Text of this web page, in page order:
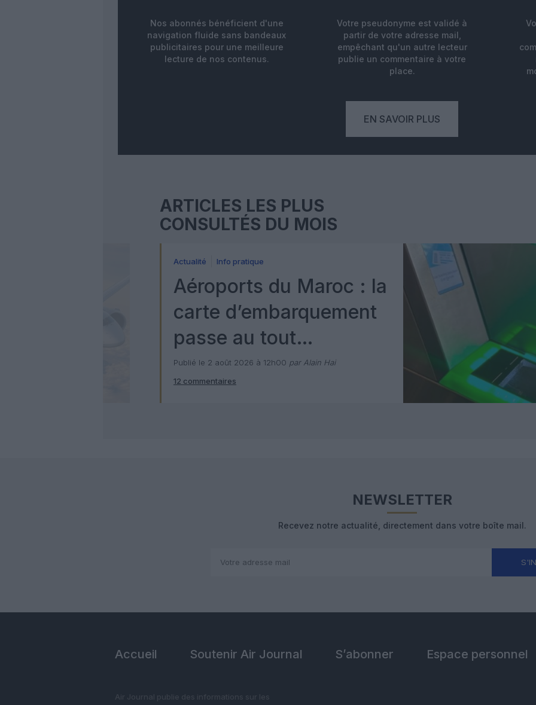
Nos abonnés bénéficient d'une
navigation fluide sans bandeaux
publicitaires pour une meilleure
lecture de nos contenus.
Votre pseudonyme est validé à
partir de votre adresse mail,
empêchant qu'un autre lecteur
publie un commentaire à votre
place.
EN SAVOIR PLUS
ARTICLES LES PLUS
CONSULTÉS DU MOIS
Actualité Info pratique
Aéroports du Maroc : la
carte d’embarquement
passe au tout
numérique avec Pax
Check
Publié le 2 août 2026 à 12h00 par Alain Hai
12 commentaires
NEWSLETTER
Recevez notre actualité, directement dans votre boîte mail.
Accueil Soutenir Air Journal S’abonner Espace personnel